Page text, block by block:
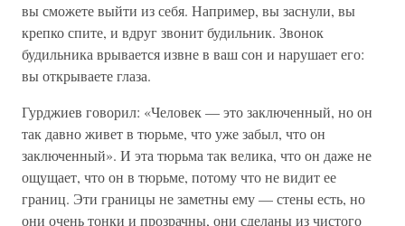
вы сможете выйти из себя. Например, вы заснули, вы
крепко спите, и вдруг звонит будильник. Звонок
будильника врывается извне в ваш сон и нарушает его:
вы открываете глаза.
Гурджиев говорил: «Человек — это заключенный, но он
так давно живет в тюрьме, что уже забыл, что он
заключенный». И эта тюрьма так велика, что он даже не
ощущает, что он в тюрьме, потому что не видит ее
границ. Эти границы не заметны ему — стены есть, но
они очень тонки и прозрачны, они сделаны из чистого